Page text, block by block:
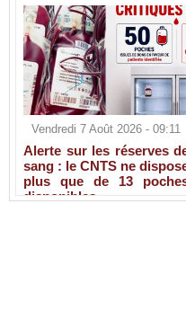
Vendredi 7 Août 2026 - 09:11
Alerte sur les réserves
sang : le CNTS ne
plus que de 13
disponibles